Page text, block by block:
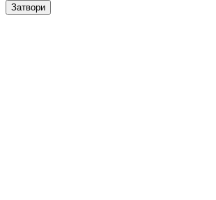
Затвори